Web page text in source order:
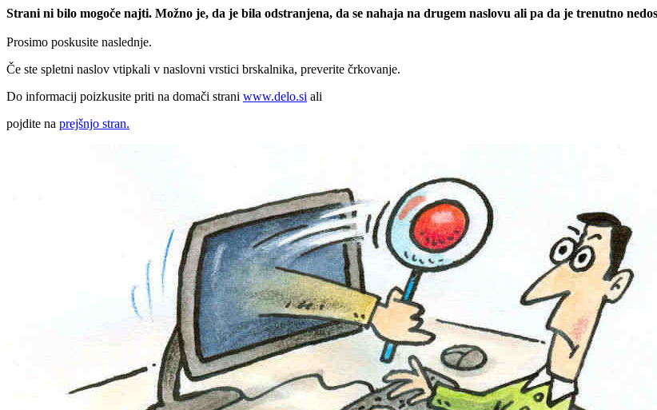
Strani ni bilo mogoče najti. Možno je, da je bila odstranjena, da se nahaja na drugem naslovu ali pa da je trenutno
Prosimo poskusite naslednje.
Če ste spletni naslov vtipkali v naslovni vrstici brskalnika, preverite črkovanje.
Do informacij poizkusite priti na domači strani www.delo.si ali
pojdite na prejšnjo stran.